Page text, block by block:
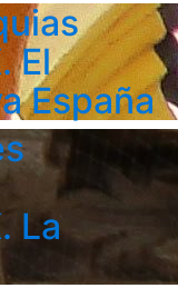
El
España
La